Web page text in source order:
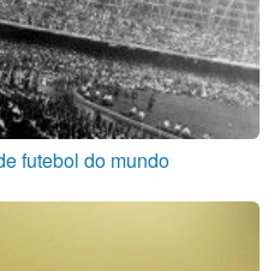
futebol do mundo